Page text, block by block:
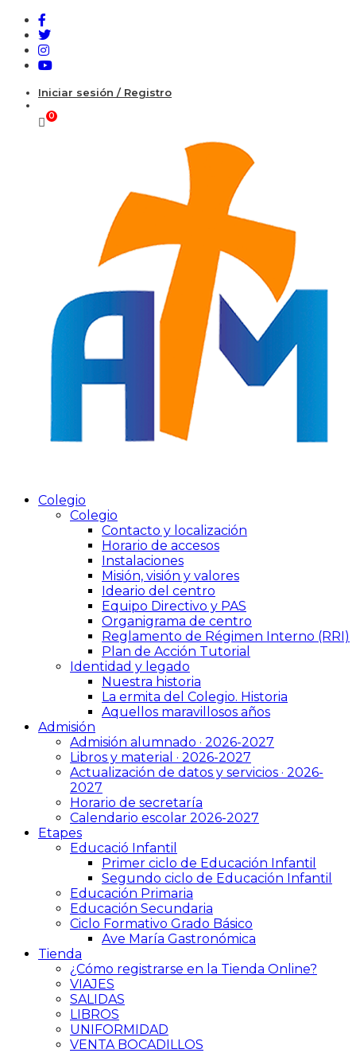
Iniciar sesión / Registro
Colegio
Colegio
Contacto y localización
Horario de accesos
Instalaciones
Misión, visión y valores
Ideario del centro
Equipo Directivo y PAS
Organigrama de centro
Reglamento de Régimen Interno (RRI)
Plan de Acción Tutorial
Identidad y legado
Nuestra historia
La ermita del Colegio. Historia
Aquellos maravillosos años
Admisión
Admisión alumnado · 2026-2027
Libros y material · 2026-2027
Actualización de datos y servicios · 2026-
2027
Horario de secretaría
Calendario escolar 2026-2027
Etapes
Educació Infantil
Primer ciclo de Educación Infantil
Segundo ciclo de Educación Infantil
Educación Primaria
Educación Secundaria
Ciclo Formativo Grado Básico
Ave María Gastronómica
Tienda
¿Cómo registrarse en la Tienda Online?
VIAJES
SALIDAS
LIBROS
UNIFORMIDAD
VENTA BOCADILLOS